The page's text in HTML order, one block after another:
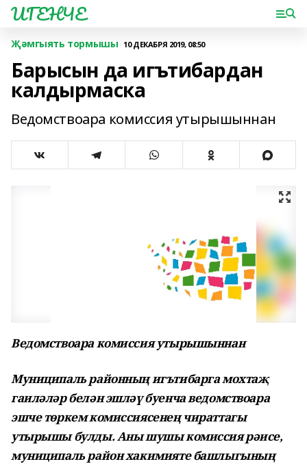
ИГЕНЧЕ
Җәмгыять тормышы 10 ДЕКАБРЯ 2019, 08:50
Барысын да игътибардан
калдырмаска
Ведомствоара комиссия утырышыннан
Ведомствоара комиссия утырышыннан
Муниципаль районның игътибарга мохтаҗ
гаиләләр белән эшләү буенча ведомствоара
эшче төркем комиссиясенең чираттагы
утырышы булды. Аны шушы комиссия рәисе,
муниципаль район хакимияте башлыгының